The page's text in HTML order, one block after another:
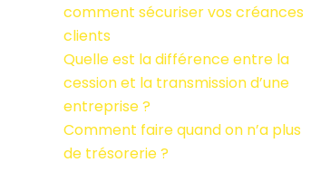
comment sécuriser vos créances
clients
Quelle est la différence entre la
cession et la transmission d’une
entreprise ?
Comment faire quand on n’a plus
de trésorerie ?